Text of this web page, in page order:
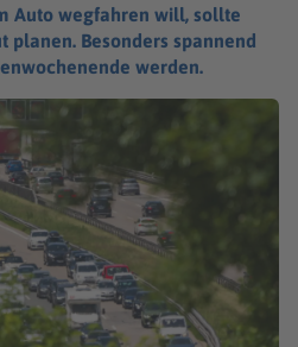
Auto wegfahren will, sollte
planen. Besonders spannend
werden.